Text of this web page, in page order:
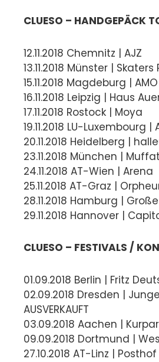
CLUESO – HANDGEPÄCK
12.11.2018 Chemnitz | AJZ
13.11.2018 Münster |
15.11.2018 Magdeburg | AMO
16.11.2018 Leipzig | Haus
17.11.2018 Rostock | Moya
19.11.2018 LU-Luxembourg |
20.11.2018 Heidelberg |
23.11.2018 München |
24.11.2018 AT-Wien | Arena
25.11.2018 AT-Graz |
28.11.2018 Hamburg |
29.11.2018 Hannover |
CLUESO – FESTIVALS /
01.09.2018 Berlin | Fritz
02.09.2018 Dresden |
AUSVERKAUFT
03.09.2018 Aachen |
09.09.2018 Dortmund |
27.10.2018 AT-Linz | Posthof